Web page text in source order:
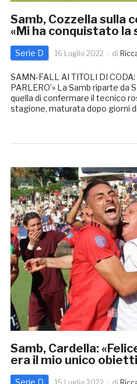
Samb, Cozzella sulla
«Mi ha conquistato la
Serie D 16 Luglio 2022 di
SAMN-FALL AI TITOLI DI CODA:
PARLERO’» La Samb riparte da
quella di confermare il tecnico
stagione, maturata dopo giorni
Samb, Cardella:
era il mio unico